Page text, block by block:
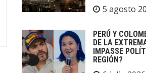
5 agosto
PERÚ Y
DE LA
IMPASSE
REGIÓN?